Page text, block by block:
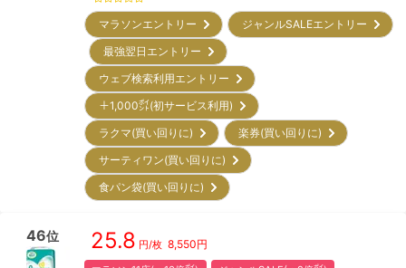
マラソンエントリー
ジャンルSALEエントリー
最強翌日エントリー
ウェブ検索利用エントリー
＋1,000㌽(初サービス利用)
ラクマ(買い回りに)
楽券(買い回りに)
サーティワン(買い回りに)
食パン袋(買い回りに)
46位 25.8 円/枚 8,550円